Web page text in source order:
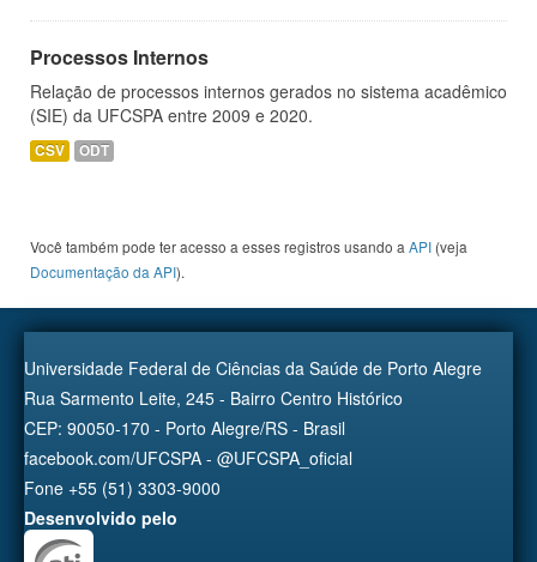
Processos Internos
Relação de processos internos gerados no sistema acadêmico
(SIE) da UFCSPA entre 2009 e 2020.
CSV ODT
Você também pode ter acesso a esses registros usando a API (veja
Documentação da API).
Universidade Federal de Ciências da Saúde de Porto Alegre
Rua Sarmento Leite, 245 - Bairro Centro Histórico
CEP: 90050-170 - Porto Alegre/RS - Brasil
facebook.com/UFCSPA - @UFCSPA_oficial
Fone +55 (51) 3303-9000
Desenvolvido pelo